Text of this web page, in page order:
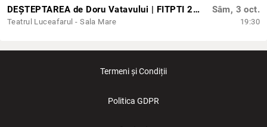
DEȘTEPTAREA de Doru Vatavului | FITPTI 2026
Teatrul Luceafarul - Sala Mare
Sâm, 3 oct.
19:30
Termeni și Condiții
Politica GDPR